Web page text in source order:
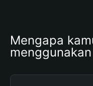
Mengapa